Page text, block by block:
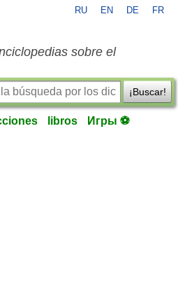
RU EN DE FR
sobre el
¡Buscar!
libros Игры ⚽